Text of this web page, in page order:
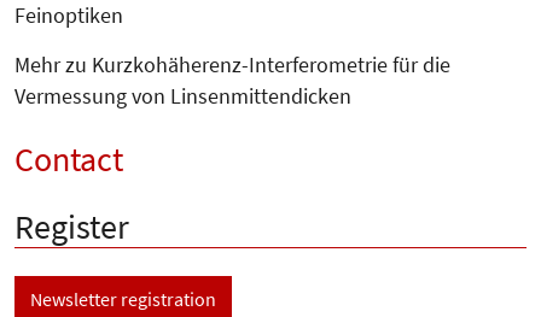
Feinoptiken
Mehr zu Kurzkohäherenz-Interferometrie für die
Vermessung von Linsenmittendicken
Contact
Register
Newsletter registration